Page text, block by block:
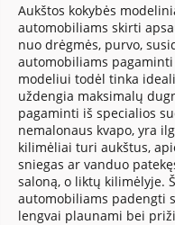
Aukštos kokybės
automobiliams skirti
nuo drėgmės, purvo,
automobiliams
modeliui todėl tinka
uždengia maksimalų
pagaminti iš specialios
nemalonaus kvapo, yra
kilimėliai turi aukštus,
sniegas ar vanduo
saloną, o liktų kilimėlyje.
automobiliams padengti
lengvai plaunami bei